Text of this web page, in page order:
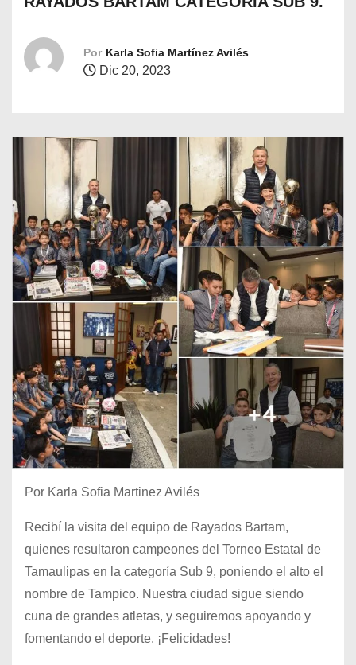
Por Karla Sofia Martínez Avilés
Dic 20, 2023
Por Karla Sofia Martinez Avilés
Recibí la visita del equipo de Rayados Bartam,
quienes resultaron campeones del Torneo Estatal de
Tamaulipas en la categoría Sub 9, poniendo el alto el
nombre de Tampico. Nuestra ciudad sigue siendo
cuna de grandes atletas, y seguiremos apoyando y
fomentando el deporte. ¡Felicidades!